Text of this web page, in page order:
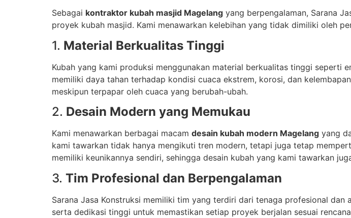
Sebagai kontraktor kubah masjid Magelang yang berpengalaman, Sarana
proyek kubah masjid. Kami menawarkan kelebihan yang tidak dimiliki oleh
1. Material Berkualitas Tinggi
Kubah yang kami produksi menggunakan material berkualitas tinggi seperti
memiliki daya tahan terhadap kondisi cuaca ekstrem, korosi, dan
meskipun terpapar oleh cuaca yang berubah-ubah.
2. Desain Modern yang Memukau
Kami menawarkan berbagai macam desain kubah modern Magelang yang
kami tawarkan tidak hanya mengikuti tren modern, tetapi juga tetap
memiliki keunikannya sendiri, sehingga desain kubah yang kami tawarkan
3. Tim Profesional dan Berpengalaman
Sarana Jasa Konstruksi memiliki tim yang terdiri dari tenaga profesional
serta dedikasi tinggi untuk memastikan setiap proyek berjalan sesuai